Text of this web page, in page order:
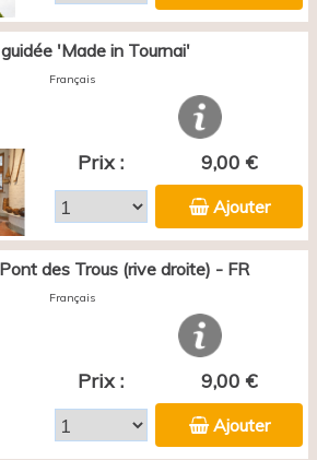
'Made in Tournai'
Français
Prix : 9,00 €
Ajouter
des Trous (rive droite) - FR
Français
Prix : 9,00 €
Ajouter